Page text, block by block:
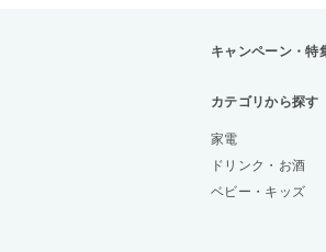
キャンペーン・特
カテゴリから探す
家電
ドリンク・お酒
ベビー・キッズ